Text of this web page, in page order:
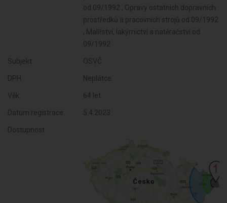
od 09/1992 , Opravy ostatních dopravních
prostředků a pracovních strojů od 09/1992
, Malířství, lakýrnictví a natěračství od
09/1992
Subjekt: OSVČ
DPH: Neplátce
Věk: 64 let
Datum registrace: 5.4.2023
Dostupnost: